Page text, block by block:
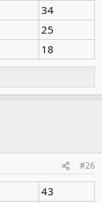
34
25
18
#26
43